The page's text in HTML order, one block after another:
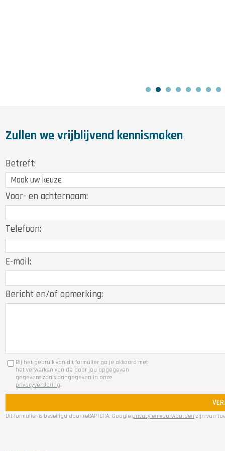
Zullen we vrijblijvend kennismaken
Betreft:
Voor- en achternaam:
Telefoon:
E-mail:
Bericht en/of opmerking:
Bij het gebruik van dit formulier ga je akkoord met
het verwerken van de door jou opgegeven
gegevens zoals aangegeven in onze
privacyverklaring.
Dit formulier is beveiligd door reCAPTCHA. Google privacy en voorwaarden zijn van